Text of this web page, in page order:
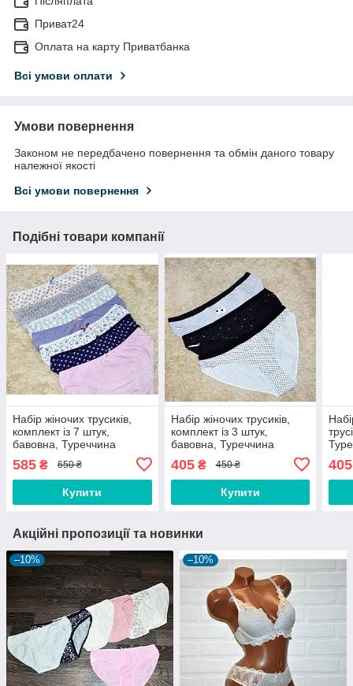
Приват24
Оплата на карту Приватбанка
Всі умови оплати
Умови повернення
Законом не передбачено повернення та обмін даного товару
належної якості
Всі умови повернення
Подібні товари компанії
Набір жіночих трусиків,
комплект із 7 штук,
бавовна, Туреччина
бузкові, білі, бежеві
585 ₴ 650 ₴
Купити
Набір жіночих трусиків,
комплект із 3 штук,
бавовна, Туреччина
розмір M, сірі, чорні та білі
з візерунком
405₴ 450 ₴
Купити
405
Акційні пропозиції та новинки
–10% –10%